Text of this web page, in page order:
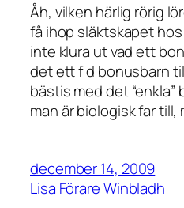
Åh, vilken härlig rörig
få ihop släktskapet
inte klura ut vad ett
det ett f d bonusbarn
bästis med det
man är biologisk far till,
december 14, 2009
Lisa Förare Winbladh